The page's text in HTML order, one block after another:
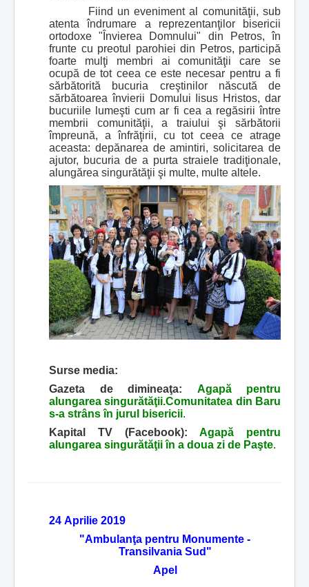
Fiind un eveniment al comunităţii, sub
atenta îndrumare a reprezentanţilor bisericii
ortodoxe "Învierea Domnului" din Petros, în
frunte cu preotul parohiei din Petros, participă
foarte mulţi membri ai comunităţii care se
ocupă de tot ceea ce este necesar pentru a fi
sărbătorită bucuria creştinilor născută de
sărbătoarea învierii Domului Iisus Hristos, dar
bucuriile lumeşti cum ar fi cea a regăsirii între
membrii comunităţii, a traiului şi sărbătorii
împreună, a înfrăţirii, cu tot ceea ce atrage
aceasta: depănarea de amintiri, solicitarea de
ajutor, bucuria de a purta straiele tradiţionale,
alungărea singurătăţii şi multe, multe altele.
Surse media:
Gazeta de dimineaţa: Agapă pentru
alungarea singurătăţii.Comunitatea din Baru
s-a strâns în jurul bisericii.
Kapital TV (Facebook):Agapă pentru
alungarea singurătăţii în a doua zi de Paşte.
24 Aprilie 2019
"Ambulanţa pentru Monumente -
Transilvania Sud"
Apel